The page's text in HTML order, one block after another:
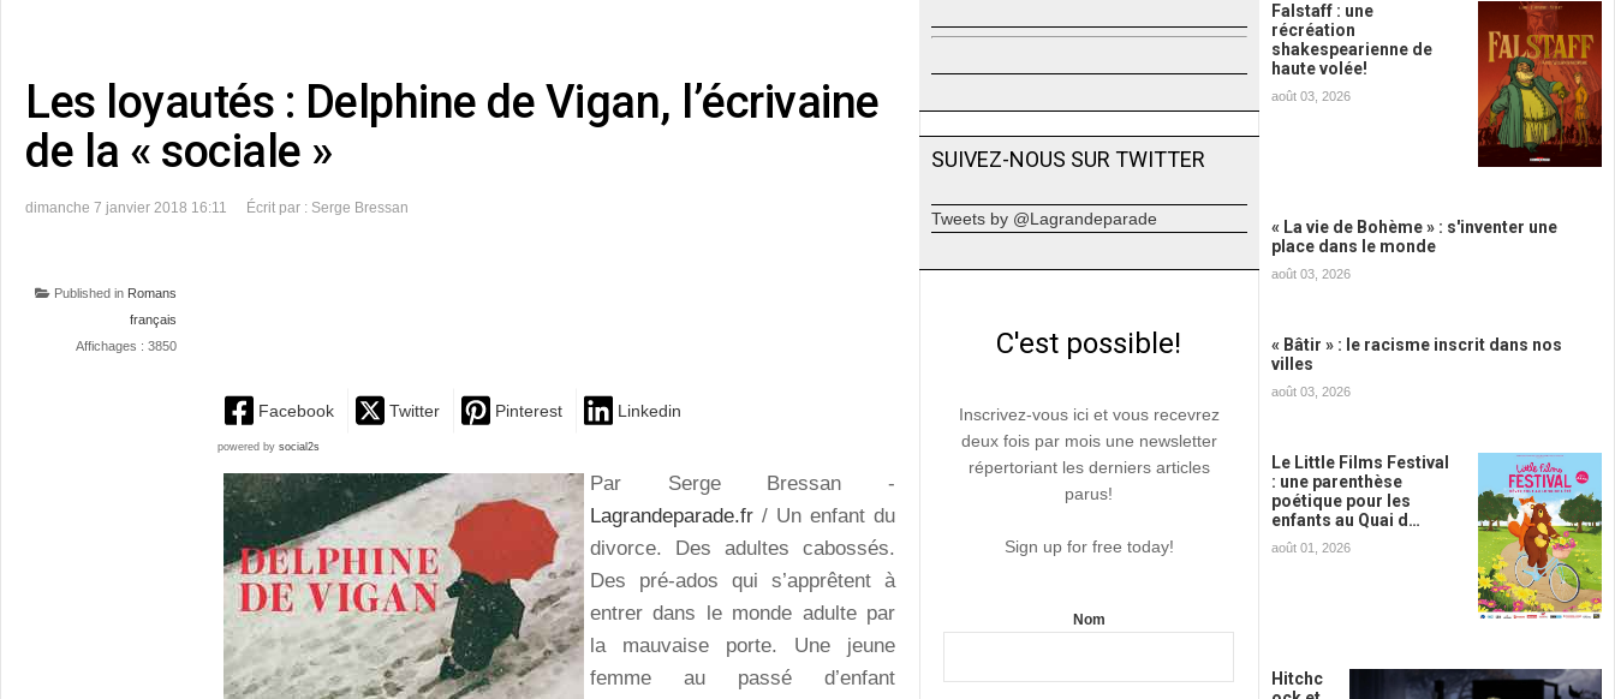
Les loyautés : Delphine de Vigan, l’écrivaine
de la « sociale »
dimanche 7 janvier 2018 16:11 Écrit par : Serge Bressan
Published in Romans
français
Affichages : 3850
Facebook Twitter Pinterest Linkedin
powered by social2s
Par Serge Bressan -
Lagrandeparade.fr/ Un enfant du
divorce. Des adultes cabossés.
Des pré-ados qui s’apprêtent à
entrer dans le monde adulte par
la mauvaise porte. Une jeune
femme au passé d’enfant
SUIVEZ-NOUS SUR TWITTER
Tweets by @Lagrandeparade
C'est possible!
Inscrivez-vous ici et vous recevrez
deux fois par mois une newsletter
répertoriant les derniers articles
parus!
Sign up for free today!
Nom
Falstaff : une
récréation
shakespearienne de
haute volée!
août 03, 2026
« La vie de Bohème » : s'inventer une
place dans le monde
août 03, 2026
« Bâtir » : le racisme inscrit dans nos
villes
août 03, 2026
Le Little Films Festival
: une parenthèse
poétique pour les
enfants au Quai d…
août 01, 2026
Hitchc